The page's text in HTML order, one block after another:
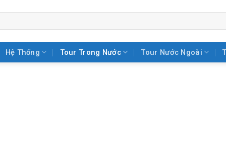
Hệ Thống Tour Trong Nước Tour Nước Ngoài